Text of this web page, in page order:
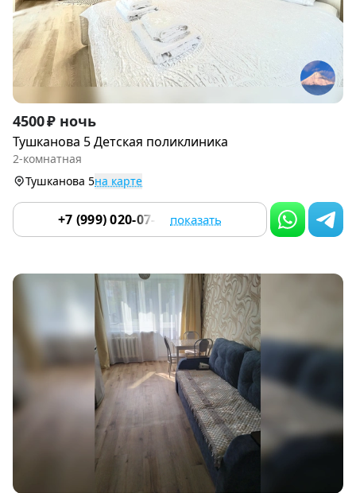
Item
1
of
4500 ₽ ночь
Тушканова 5 Детская поликлиника
2-комнатная
Тушканова 5на карте
+7 (999) 020-07-55 показать